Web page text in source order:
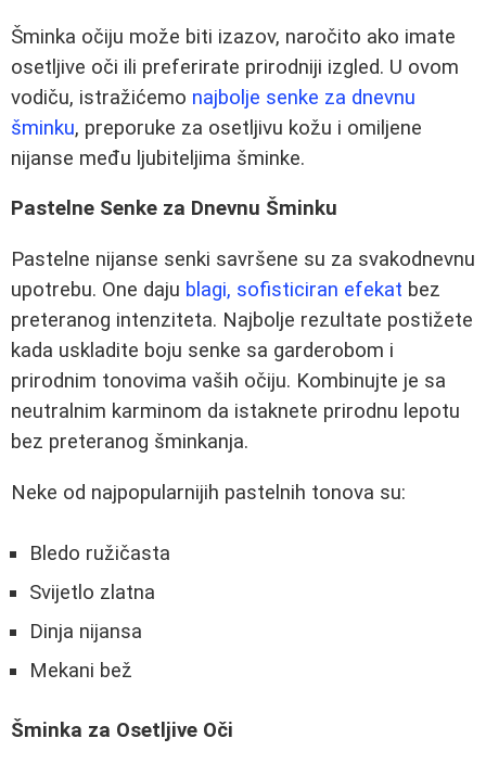
Šminka očiju može biti izazov, naročito ako imate
osetljive oči ili preferirate prirodniji izgled. U ovom
vodiču, istražićemo najbolje senke za dnevnu
šminku, preporuke za osetljivu kožu i omiljene
nijanse među ljubiteljima šminke.
Pastelne Senke za Dnevnu Šminku
Pastelne nijanse senki savršene su za svakodnevnu
upotrebu. One daju blagi, sofisticiran efekat bez
preteranog intenziteta. Najbolje rezultate postižete
kada uskladite boju senke sa garderobom i
prirodnim tonovima vaših očiju. Kombinujte je sa
neutralnim karminom da istaknete prirodnu lepotu
bez preteranog šminkanja.
Neke od najpopularnijih pastelnih tonova su:
Bledo ružičasta
Svijetlo zlatna
Dinja nijansa
Mekani bež
Šminka za Osetljive Oči